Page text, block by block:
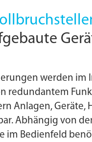
werden
redundantem
Anlagen, Geräte,
Abhängig von
im Bedienfeld